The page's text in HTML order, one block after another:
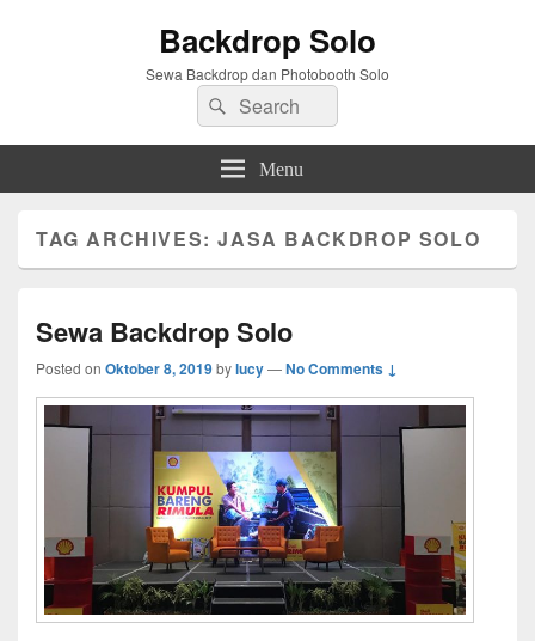
Backdrop Solo
Sewa Backdrop dan Photobooth Solo
Search
for:
Search
Menu
TAG ARCHIVES:JASA BACKDROP SOLO
Sewa Backdrop Solo
Posted on Oktober 8, 2019bylucy—No Comments ↓